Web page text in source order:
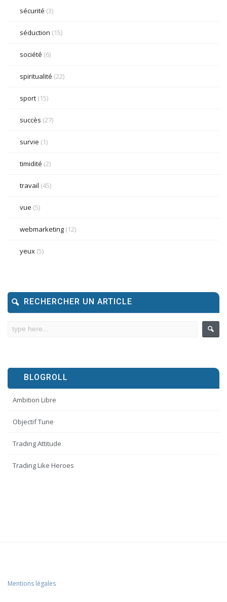
sécurité (3)
séduction (15)
société (6)
spiritualité (22)
sport (15)
succès (27)
survie (1)
timidité (2)
travail (45)
vue (5)
webmarketing (12)
yeux (5)
RECHERCHER UN ARTICLE
BLOGROLL
Ambition Libre
Objectif Tune
Trading Attitude
Trading Like Heroes
Mentions légales